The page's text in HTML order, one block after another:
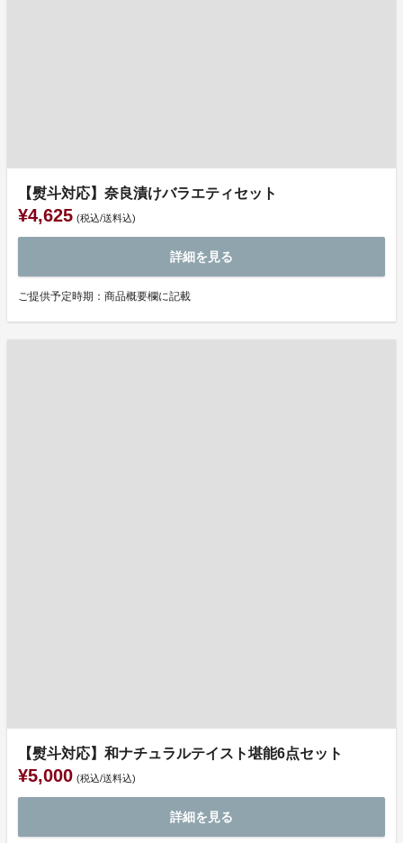
【熨斗対応】奈良漬けバラエティセット
¥4,625 (税込/送料込)
詳細を見る
ご提供予定時期：商品概要欄に記載
【熨斗対応】和ナチュラルテイスト堪能6点セット
¥5,000 (税込/送料込)
詳細を見る